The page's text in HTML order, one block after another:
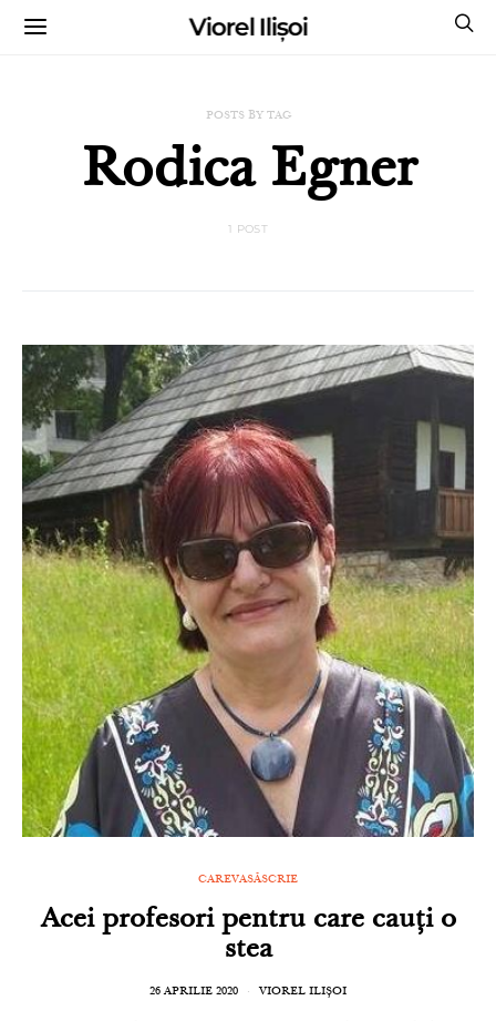
Viorel Ilișoi
POSTS BY TAG
Rodica Egner
1 POST
CAREVASĂSCRIE
Acei profesori pentru care cauți o
stea
26 APRILIE 2020 VIOREL ILIȘOI
CUMPĂRĂ CĂRȚILE MELE CU AUTOGRAF